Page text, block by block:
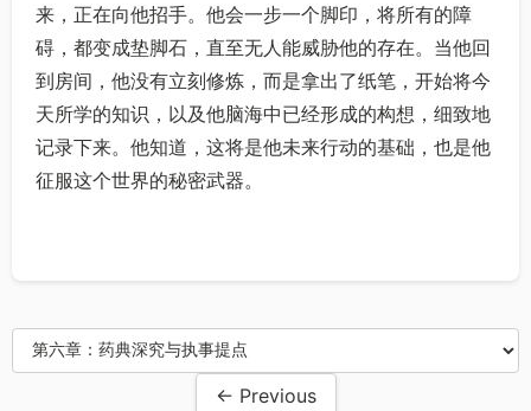
来，正在向他招手。他会一步一个脚印，将所有的障
碍，都变成垫脚石，直至无人能威胁他的存在。当他回
到房间，他没有立刻修炼，而是拿出了纸笔，开始将今
天所学的知识，以及他脑海中已经形成的构想，细致地
记录下来。他知道，这将是他未来行动的基础，也是他
征服这个世界的秘密武器。
← Previous